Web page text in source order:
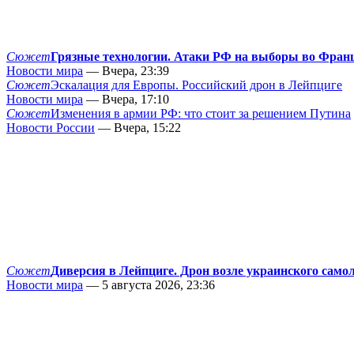
СюжетГрязные технологии. Атаки РФ на выборы во
Новости мира — Вчера, 23:39
СюжетЭскалация для Европы. Российский дрон в Лейпциге
Новости мира — Вчера, 17:10
СюжетИзменения в армии РФ: что стоит за решением Путина
Новости России — Вчера, 15:22
СюжетДиверсия в Лейпциге. Дрон возле украинского
Новости мира — 5 августа 2026, 23:36